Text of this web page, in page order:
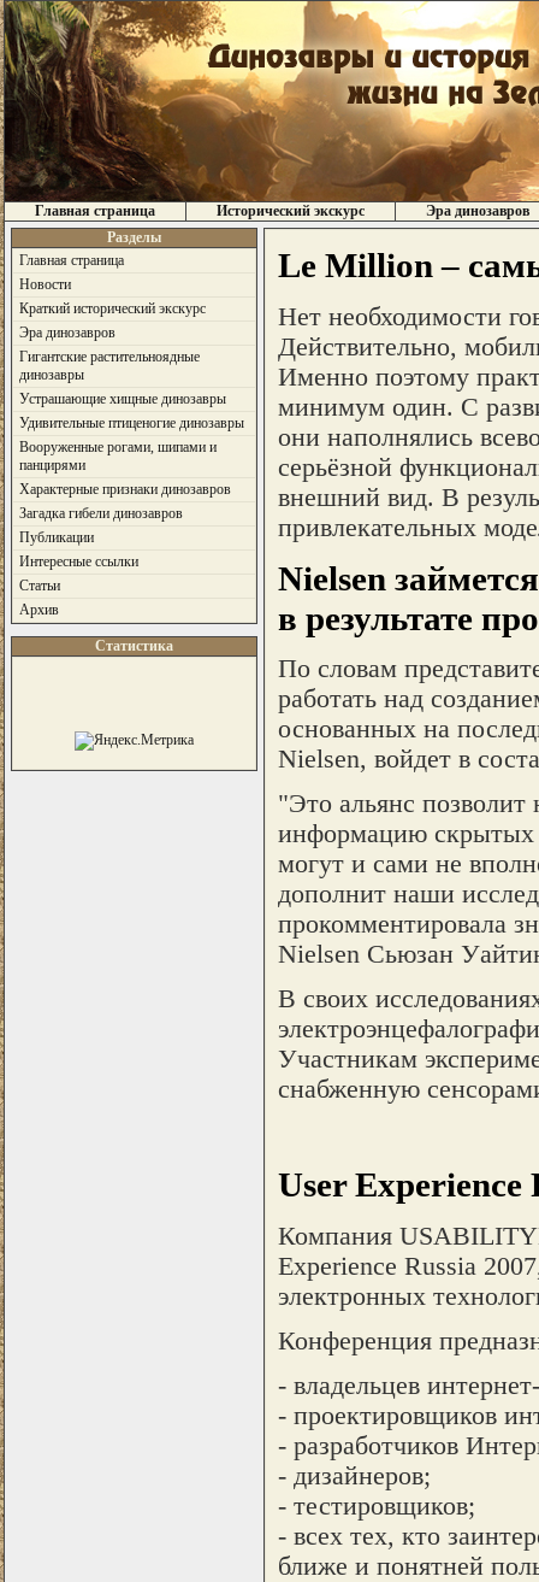
Главная страница Исторический экскурс
Эра динозавров
Разделы
Главная страница
Новости
Краткий исторический экскурс
Эра динозавров
Гигантские растительноядные
динозавры
Устрашающие хищные динозавры
Удивительные птиценогие динозавры
Вооруженные рогами, шипами и
панцирями
Характерные признаки динозавров
Загадка гибели динозавров
Публикации
Интересные ссылки
Статьи
Архив
Статистика
Le Million –
Нет необходимости
Действительно,
Именно поэтому
минимум один. С
они наполнялись
серьёзной
внешний вид. В
привлекательных
Nielsen
в результате
По словам
работать над
основанных на
Nielsen, войдет в
"Это альянс позволит
информацию скрытых
могут и сами не
дополнит наши
прокомментировала
Nielsen Сьюзан
В своих
Участникам
снабженную
User Experience
Компания
Experience Russia
электронных
Конференция
- владельцев
- проектировщиков
- разработчиков
- дизайнеров;
- тестировщиков;
- всех тех, кто
ближе и понятней